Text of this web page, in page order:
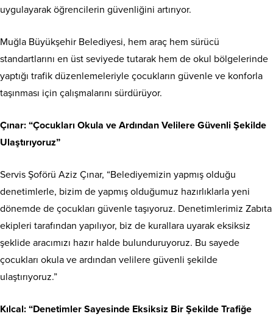
uygulayarak öğrencilerin güvenliğini artırıyor.
Muğla Büyükşehir Belediyesi, hem araç hem sürücü
standartlarını en üst seviyede tutarak hem de okul bölgelerinde
yaptığı trafik düzenlemeleriyle çocukların güvenle ve konforla
taşınması için çalışmalarını sürdürüyor.
Çınar: “Çocukları Okula ve Ardından Velilere Güvenli Şekilde
Ulaştırıyoruz”
Servis Şoförü Aziz Çınar, “Belediyemizin yapmış olduğu
denetimlerle, bizim de yapmış olduğumuz hazırlıklarla yeni
dönemde de çocukları güvenle taşıyoruz. Denetimlerimiz Zabıta
ekipleri tarafından yapılıyor, biz de kurallara uyarak eksiksiz
şeklide aracımızı hazır halde bulunduruyoruz. Bu sayede
çocukları okula ve ardından velilere güvenli şekilde
ulaştırıyoruz.”
Kılcal: “Denetimler Sayesinde Eksiksiz Bir Şekilde Trafiğe